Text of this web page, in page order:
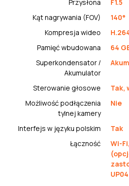
Przysłona
F1.5
Kąt nagrywania (FOV)
140°
Kompresja wideo
Pamięć wbudowana
64
Superkondensator /
Akumulator
Sterowanie głosowe
Tak,
Możliwość podłączenia
tylnej kamery
Nie
Interfejs w języku polskim
Tak
Łączność
Wi-